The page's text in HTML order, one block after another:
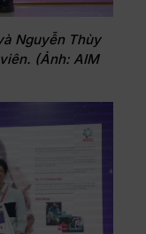
Nguyễn Thùy
(Ảnh: AIM